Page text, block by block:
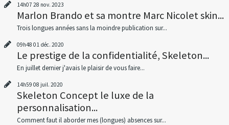
14h07 28 nov. 2023
Marlon Brando et sa montre Marc Nicolet skin...
Trois longues années sans la moindre publication sur...
09h48 01 déc. 2020
Le prestige de la confidentialité, Skeleton...
En juillet dernier j'avais le plaisir de vous faire...
14h59 08 juil. 2020
Skeleton Concept le luxe de la
personnalisation...
Comment faut il aborder mes (longues) absences sur...